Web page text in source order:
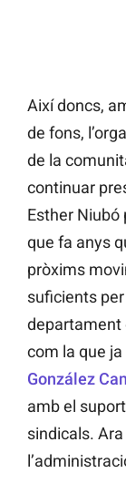
Així doncs,
de fons,
de la
continuar
Esther
que fa anys
pròxims
suficients per
departament
com la que ja
González
amb el
sindicals.